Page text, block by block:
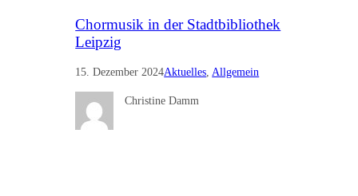
Chormusik in der Stadtbibliothek
Leipzig
15. Dezember 2024Aktuelles Allgemein
Christine Damm